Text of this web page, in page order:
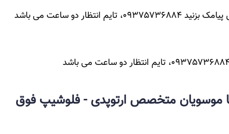
انتظار دو ساعت می باشد
موسویان متخصص ارتوپدی - فلوشیپ فوق